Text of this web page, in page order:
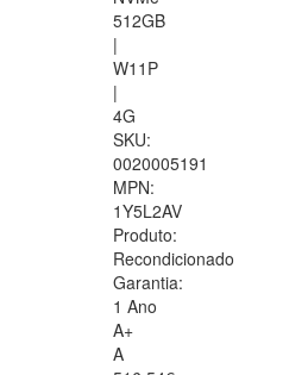
512GB
|
W11P
|
4G
SKU:
0020005191
MPN:
1Y5L2AV
Produto:
Recondicionado
Garantia:
1 Ano
A+
A